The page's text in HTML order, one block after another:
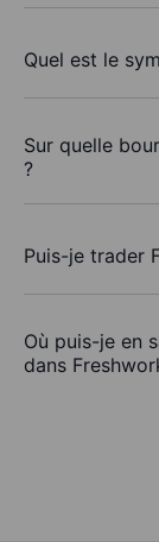
Quel est le
Sur quelle
?
Puis-je trader
Où puis-je en
dans